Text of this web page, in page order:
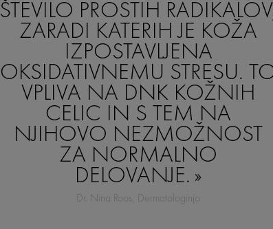
ŠTEVILO PROSTIH
ZARADI KATERIH JE KOŽA
IZPOSTAVLJENA
OKSIDATIVNEMU STRESU.
VPLIVA NA DNK KOŽNIH
CELIC IN S TEM NA
NJIHOVO NEZMOŽNOST
ZA NORMALNO
DELOVANJE.
Dr. Nina Roos, Dermatologinjo